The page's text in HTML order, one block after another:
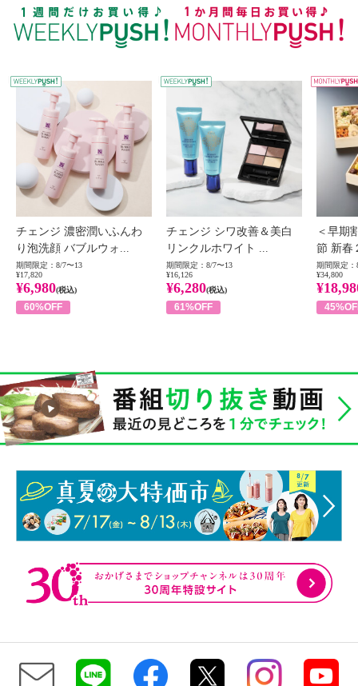
WEEKLY PUSH
チェンジ 濃密潤いふんわ
り泡洗顔 バブルウォ...
期間限定：8/7〜13
¥17,820
¥6,980(税込)
60%OFF
チェンジ シワ改善＆美白
リンクルホワイト ...
期間限定：8/7〜13
¥16,126
¥6,280(税込)
61%OFF
＜早期
節 新春
期間限定：
¥34,800